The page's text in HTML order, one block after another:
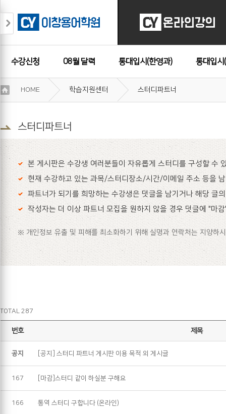
수강신청 08월 달력 통대입시(한영과) 통대입시
수강후기
용
약
HOME 학습지원센터 스터디파트너
스터디파트너
본 게시판은 수강생 여러분들이 자유롭게 스터디를 구성할 수
현재 수강하고 있는 과목/스터디장소/시간/이메일 주소 등을
파트너가 되기를 희망하는 수강생은 덧글을 남기거나 해당 글
작성자는 더 이상 파트너 모집을 원하지 않을 경우 덧글에 "마
※ 개인정보 유출 및 피해를 최소화하기 위해 실명과 연락처는 지양하
TOTAL 287
번호 제목
공지 [공지] 스터디 파트너 게시판 이용 목적 외 게시글
167 [마감]스터디 같이 하실분 구해요
166 통역 스터디 구합니다 (온라인)